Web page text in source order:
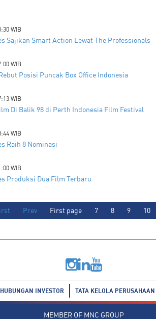
WIB
Sajikan Smart Action Lewat The Professionals
WIB
Posisi Puncak Box Office Indonesia
WIB
Di Balik 98 di Perth Indonesia Film Festival
WIB
Raih 8 Nominasi
WIB
Produksi Dua Film Terbaru
Prev First page 7 8 9 10
HUBUNGAN INVESTOR TATA KELOLA PERUSAHAAN
MEMBER OF MNC GROUP